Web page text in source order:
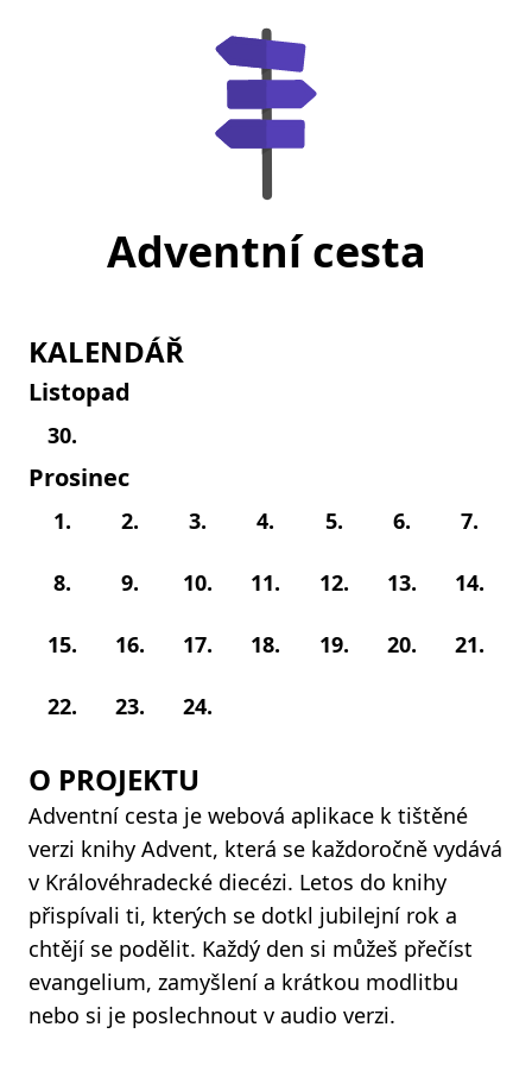
Adventní cesta
KALENDÁŘ
Listopad
30.
Prosinec
1. 2. 3. 4. 5. 6. 7.
8. 9. 10. 11. 12. 13. 14.
15. 16. 17. 18. 19. 20. 21.
22. 23. 24.
O PROJEKTU
Adventní cesta je webová aplikace k tištěné
verzi knihy Advent, která se každoročně vydává
v Královéhradecké diecézi. Letos do knihy
přispívali ti, kterých se dotkl jubilejní rok a
chtějí se podělit. Každý den si můžeš přečíst
evangelium, zamyšlení a krátkou modlitbu
nebo si je poslechnout v audio verzi.